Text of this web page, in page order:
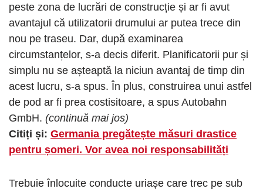
peste zona de lucrări de construcție și ar fi avut
avantajul că utilizatorii drumului ar putea trece din
nou pe traseu. Dar, după examinarea
circumstanțelor, s-a decis diferit. Planificatorii pur și
simplu nu se așteaptă la niciun avantaj de timp din
acest lucru, s-a spus. În plus, construirea unui astfel
de pod ar fi prea costisitoare, a spus Autobahn
GmbH. (continuă mai jos)
Citiți și: Germania pregătește măsuri drastice
pentru șomeri. Vor avea noi responsabilități
Trebuie înlocuite conducte uriașe care trec pe sub